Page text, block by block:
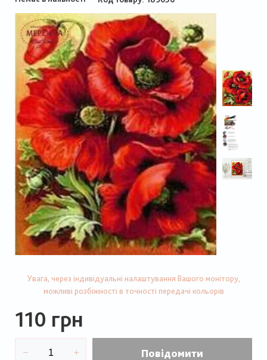
Увага, через індивідуальні налаштування Вашого монітору,
можливі розбіжності в точності передачі кольорів
110 грн
Повідомити